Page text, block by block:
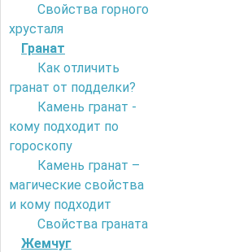
Свойства горного
хрусталя
Гранат
Как отличить
гранат от подделки?
Камень гранат -
кому подходит по
гороскопу
Камень гранат –
магические свойства
и кому подходит
Свойства граната
Жемчуг